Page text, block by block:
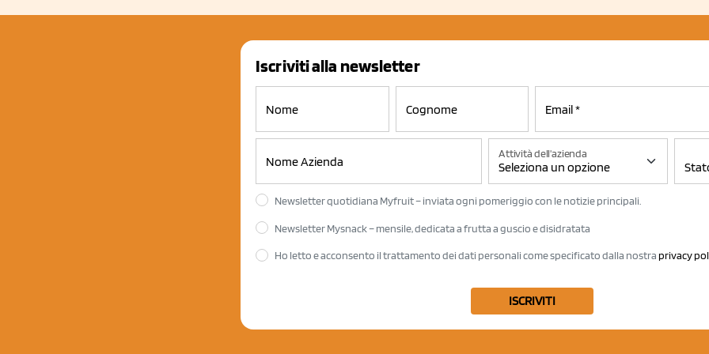
Iscriviti alla newsletter
Attività dell'azienda
Newsletter quotidiana Myfruit – inviata ogni pomeriggio con le notizie principali.
Newsletter Mysnack – mensile, dedicata a frutta a guscio e disidratata
Ho letto e acconsento il trattamento dei dati personali come specificato dalla nostra privacy
ISCRIVITI